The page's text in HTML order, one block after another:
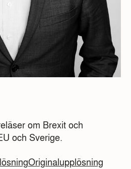
om Brexit och
och Sverige.
Originalupplösning